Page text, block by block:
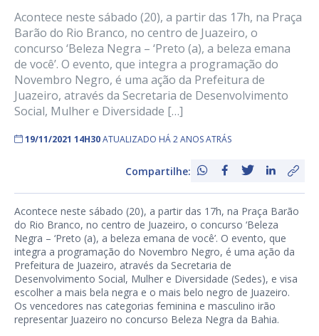
Acontece neste sábado (20), a partir das 17h, na Praça
Barão do Rio Branco, no centro de Juazeiro, o
concurso ‘Beleza Negra – ‘Preto (a), a beleza emana
de você’. O evento, que integra a programação do
Novembro Negro, é uma ação da Prefeitura de
Juazeiro, através da Secretaria de Desenvolvimento
Social, Mulher e Diversidade […]
19/11/2021 14H30ATUALIZADO HÁ 2 ANOS ATRÁS
Compartilhe:
Acontece neste sábado (20), a partir das 17h, na Praça Barão
do Rio Branco, no centro de Juazeiro, o concurso ‘Beleza
Negra – ‘Preto (a), a beleza emana de você’. O evento, que
integra a programação do Novembro Negro, é uma ação da
Prefeitura de Juazeiro, através da Secretaria de
Desenvolvimento Social, Mulher e Diversidade (Sedes), e visa
escolher a mais bela negra e o mais belo negro de Juazeiro.
Os vencedores nas categorias feminina e masculino irão
representar Juazeiro no concurso Beleza Negra da Bahia.